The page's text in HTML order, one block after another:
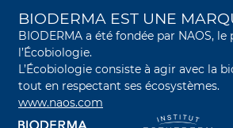
BIODERMA EST UNE
BIODERMA a été fondée par NAOS, le
l’Écobiologie.
L’Écobiologie consiste à agir avec la
tout en respectant ses écosystèmes.
www.naos.com
s’ouvre dans un